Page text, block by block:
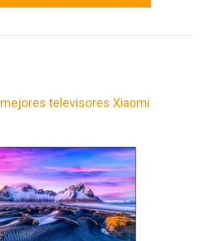
mejores televisores Xiaomi